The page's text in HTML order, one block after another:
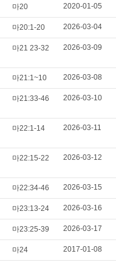
마20 2020-01-05
마20:1-20 2026-03-04
마21 23-32 2026-03-09
마21:1~10 2026-03-08
마21:33-46 2026-03-10
마22:1-14 2026-03-11
마22:15-22 2026-03-12
마22:34-46 2026-03-15
마23:13-24 2026-03-16
마23:25-39 2026-03-17
마24 2017-01-08